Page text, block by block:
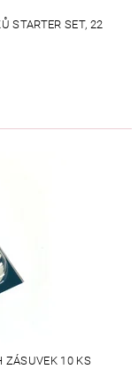
STARTER SET, 22
ZÁSUVEK 10 KS